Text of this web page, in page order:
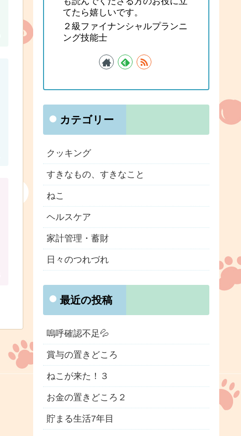
てたら嬉しいです。
２級ファイナンシャルプランニ
ング技能士
カテゴリー
クッキング
すきなもの、すきなこと
ねこ
ヘルスケア
家計管理・蓄財
日々のつれづれ
最近の投稿
嗚呼確認不足💦
賞与の置きどころ
ねこが来た！３
お金の置きどころ２
貯まる生活7年目